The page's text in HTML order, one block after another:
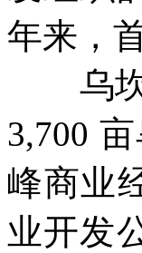
年来，
乌
3,700
峰商业
业开发